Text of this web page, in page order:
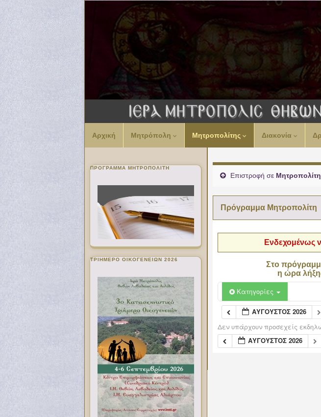
Αρχική Μητρόπολη Μητροπολίτης Διακονία
Επιστροφή σε
Πρόγραμμα Μητροπολίτη
Ενδεχομένως
Στο
η ώρα
Κατηγορίες
ΑΎΓΟΥΣΤΟΣ 2026
Δεν υπάρχουν προσεχείς
ΑΎΓΟΥΣΤΟΣ 2026
ΠΡΌΓΡΑΜΜΑ ΜΗΤΡΟΠΟΛΊΤΗ
ΤΡΙΗΜΕΡΟ ΟΙΚΟΓΕΝΕΙΩΝ 2026